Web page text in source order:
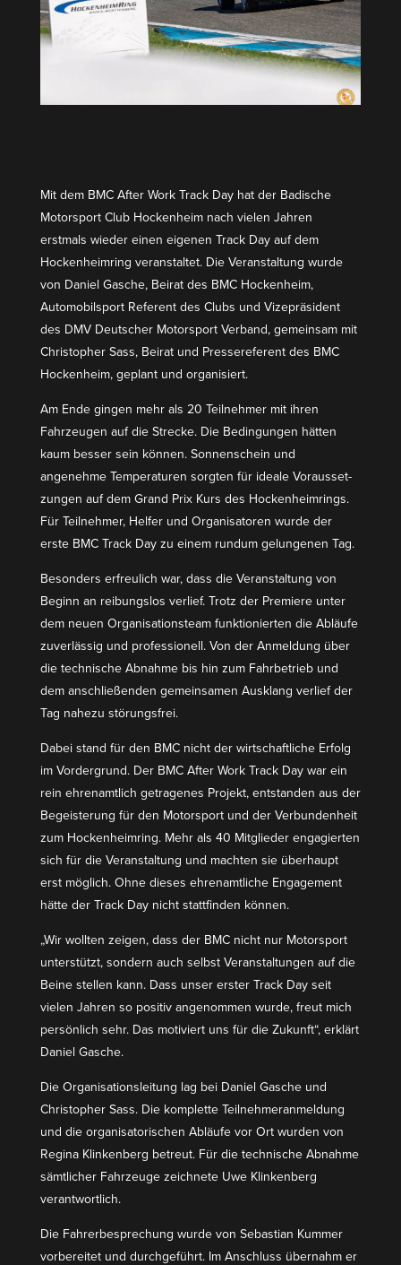
Mit dem BMC After Work Track Day hat der Badische
Motor­sport Club Hockenheim nach vielen Jahren
erstmals wieder einen eigenen Track Day auf dem
Hocken­heimring veran­staltet. Die Veran­staltung wurde
von Daniel Gasche, Beirat des BMC Hockenheim,
Automo­bil­sport Referent des Clubs und Vizeprä­sident
des DMV Deutscher Motor­sport Verband, gemeinsam mit
Chris­topher Sass, Beirat und Presse­re­ferent des BMC
Hockenheim, geplant und organisiert.
Am Ende gingen mehr als 20 Teilnehmer mit ihren
Fahrzeugen auf die Strecke. Die Bedin­gungen hätten
kaum besser sein können. Sonnen­schein und
angenehme Tempe­ra­turen sorgten für ideale Voraus­set­
zungen auf dem Grand Prix Kurs des Hocken­heim­rings.
Für Teilnehmer, Helfer und Organi­sa­toren wurde der
erste BMC Track Day zu einem rundum gelun­genen Tag.
Besonders erfreulich war, dass die Veran­staltung von
Beginn an reibungslos verlief. Trotz der Premiere unter
dem neuen Organi­sa­ti­onsteam funktio­nierten die Abläufe
zuver­lässig und profes­sionell. Von der Anmeldung über
die technische Abnahme bis hin zum Fahrbe­trieb und
dem anschlie­ßenden gemein­samen Ausklang verlief der
Tag nahezu störungsfrei.
Dabei stand für den BMC nicht der wirtschaft­liche Erfolg
im Vorder­grund. Der BMC After Work Track Day war ein
rein ehren­amtlich getra­genes Projekt, entstanden aus der
Begeis­terung für den Motor­sport und der Verbun­denheit
zum Hocken­heimring. Mehr als 40 Mitglieder engagierten
sich für die Veran­staltung und machten sie überhaupt
erst möglich. Ohne dieses ehren­amt­liche Engagement
hätte der Track Day nicht statt­finden können.
„Wir wollten zeigen, dass der BMC nicht nur Motor­sport
unter­stützt, sondern auch selbst Veran­stal­tungen auf die
Beine stellen kann. Dass unser erster Track Day seit
vielen Jahren so positiv angenommen wurde, freut mich
persönlich sehr. Das motiviert uns für die Zukunft“, erklärt
Daniel Gasche.
Die Organi­sa­ti­ons­leitung lag bei Daniel Gasche und
Chris­topher Sass. Die komplette Teilneh­mer­an­meldung
und die organi­sa­to­ri­schen Abläufe vor Ort wurden von
Regina Klinkenberg betreut. Für die technische Abnahme
sämtlicher Fahrzeuge zeichnete Uwe Klinkenberg
verantwortlich.
Die Fahrer­be­spre­chung wurde von Sebastian Kummer
vorbe­reitet und durch­ge­führt. Im Anschluss übernahm er